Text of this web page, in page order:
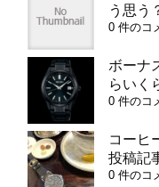
う思う
0 件のコ
ボーナ
らいく
0 件のコ
コーヒ
投稿記
0 件のコ